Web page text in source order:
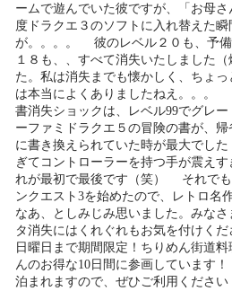
ームで遊んでいた彼ですが、「お母
度ドラクエ３のソフトに入れ替えた
が。。。。 彼のレベル２０も、予
１８も、、すべて消失いたしました
た。私は消失までも懐かしく、ちょ
は本当によくありましたねえ。。。
書消失ショックは、レベル99でグレ
ーファミドラクエ５の冒険の書が、
に書き換えられていた時が最大でし
ぎてコントローラーを持つ手が震え
れが最初で最後です（笑） それで
ンクエスト3を始めたので、レトロ名
なあ、としみじみ思いました。みな
タ消失にはくれぐれもお気を付けくだ
日曜日まで期間限定！ちりめん街道
んのお得な10日間に参画しています
泊まれますので、ぜひご利用くださ